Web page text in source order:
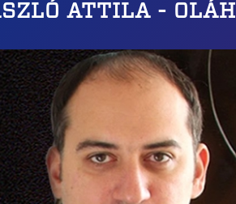
ATTILA - OLÁH